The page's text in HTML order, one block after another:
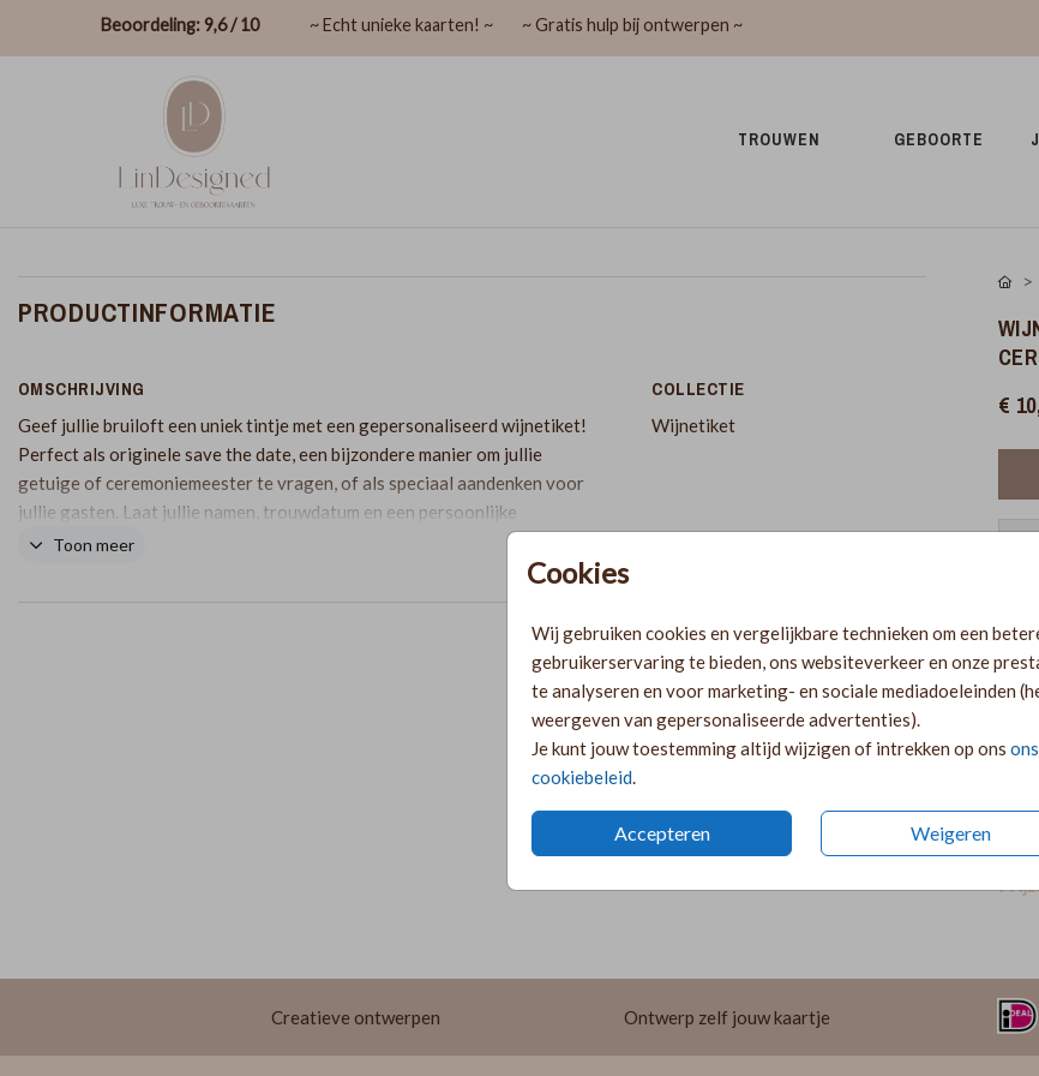
Beoordeling: 9,6 / 10 ~ Echt unieke kaarten! ~ ~ Gratis hulp bij ontwerpen ~
TROUWEN GEBOORTE
Cookies
Wij gebruiken cookies en vergelijkbare technieken om een
gebruikerservaring te bieden, ons websiteverkeer en onze
te analyseren en voor marketing- en sociale mediadoeleinden
weergeven van gepersonaliseerde advertenties).
Je kunt jouw toestemming altijd wijzigen of intrekken op ons ons
cookiebeleid
Accepteren Weigeren
PRODUCTINFORMATIE
OMSCHRIJVING
Geef jullie bruiloft een uniek tintje met een gepersonaliseerd wijnetiket!
Perfect als originele save the date, een bijzondere manier om jullie
getuige of ceremoniemeester te vragen, of als speciaal aandenken voor
jullie gasten. Laat jullie namen, trouwdatum en een persoonlijke
boodschap schitteren op een fles wijn – een stijlvol en blijvend gebaar.
Toon meer
COLLECTIE
Wijnetiket
€
Creatieve ontwerpen Ontwerp zelf jouw kaartje